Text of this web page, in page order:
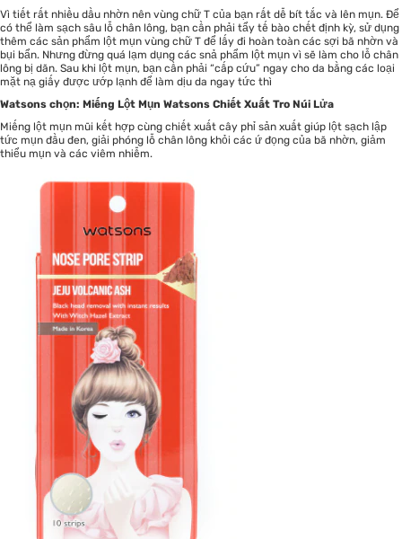
Vì tiết rất nhiều dầu nhờn nên vùng chữ T của bạn rất dễ bít tắc và lên mụn. Để
có thể làm sạch sâu lỗ chân lông, bạn cần phải tẩy tế bào chết định kỳ, sử dụng
thêm các sản phẩm lột mụn vùng chữ T để lấy đi hoàn toàn các sợi bã nhờn và
bụi bẩn. Nhưng đừng quá lạm dụng các snả phẩm lột mụn vì sẽ làm cho lỗ chân
lông bị dãn. Sau khi lột mụn, bạn cần phải “cấp cứu” ngay cho da bằng các loại
mặt nạ giấy được ướp lạnh để làm dịu da ngay tức thì
Watsons chọn: Miếng Lột Mụn Watsons Chiết Xuất Tro Núi Lửa
Miếng lột mụn mũi kết hợp cùng chiết xuất cây phỉ sản xuất giúp lột sạch lập
tức mụn đầu đen, giải phóng lỗ chân lông khỏi các ứ đọng của bã nhờn, giảm
thiểu mụn và các viêm nhiễm.